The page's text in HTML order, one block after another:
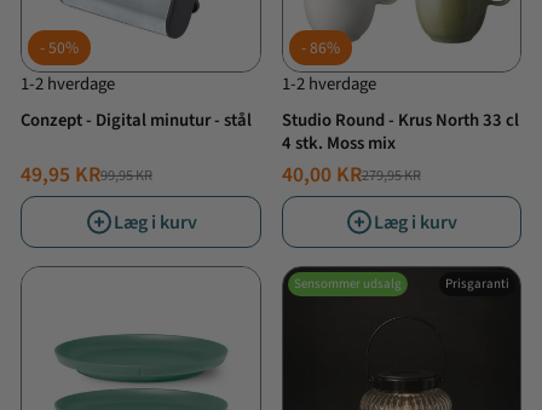
50%
1-2 hverdage
Conzept - Digital minutur - stål
NORMALPRIS
99,95 KR
TILBUDSPRIS
49,95 KR
Læg i kurv
86%
1-2 hverdage
Studio Round - Krus North 33 cl
4 stk. Moss mix
NORMALPRIS
279,95 KR
TILBUDSPRIS
40,00 KR
Læg i kurv
Sensommer udsalg Prisgaranti